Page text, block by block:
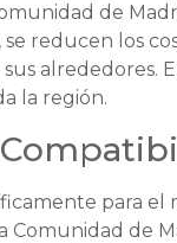
de
reducen los
alrededores.
la región.
para
de